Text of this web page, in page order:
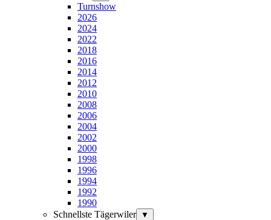
Turnshow
2026
2024
2022
2018
2016
2014
2012
2010
2008
2006
2004
2002
2000
1998
1996
1994
1992
1990
Schnellste Tägerwiler
▼